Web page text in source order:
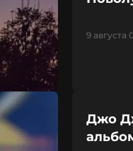
9 августа
Джо